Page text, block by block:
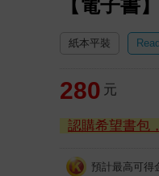
【電子書
紙本平裝
280 元
認購希望書包
預計最高可得